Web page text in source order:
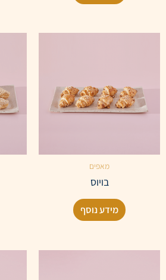
מאפים
בויוס
מידע נוסף